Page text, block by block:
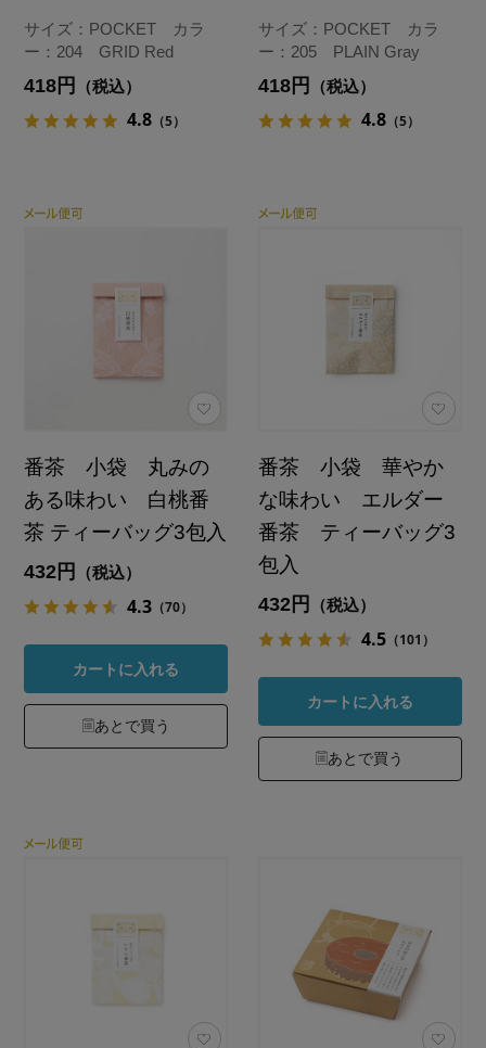
サイズ：POCKET カラ
ー：204 GRID Red
418円 （税込）
4.8 （5）
サイズ：POCKET カラ
ー：205 PLAIN Gray
418円 （税込）
4.8 （5）
番茶 小袋 丸みの
ある味わい 白桃番
茶 ティーバッグ3包入
432円 （税込）
4.3 （70）
カートに入れる
あとで買う
番茶 小袋 華やか
な味わい エルダー
番茶 ティーバッグ3
包入
432円 （税込）
4.5 （101）
カートに入れる
あとで買う